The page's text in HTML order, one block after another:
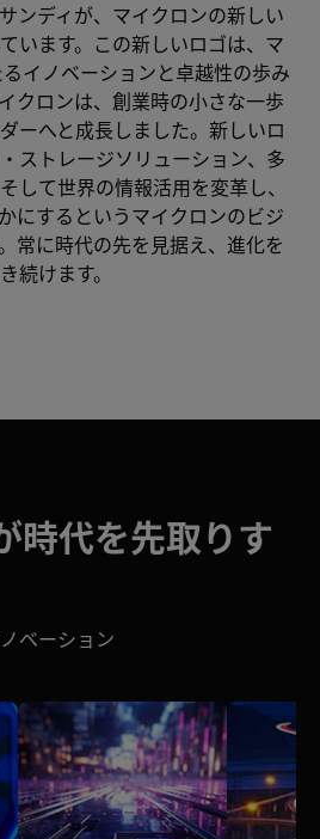
ンディが、マイクロンの新しい
います。この新しいロゴは、マ
イノベーションと卓越性の歩み
クロンは、創業時の小さな一歩
ーへと成長しました。新しいロ
ストレージソリューション、多
して世界の情報活用を変革し、
にするというマイクロンのビジ
常に時代の先を見据え、進化を
続けます。
時代を先取りす
ベーション